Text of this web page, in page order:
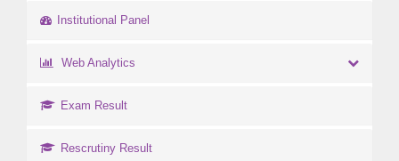
Institutional Panel
Web Analytics
Exam Result
Rescrutiny Result